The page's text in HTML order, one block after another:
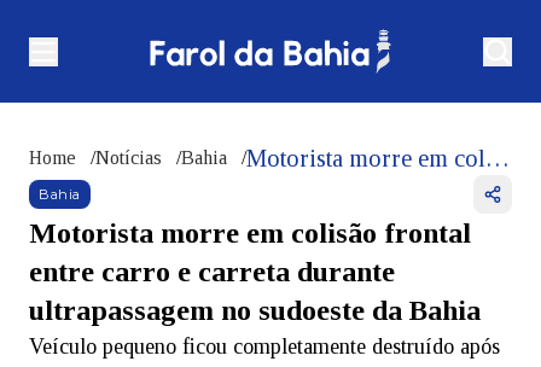
Home /Notícias /Bahia / Motorista morre em colisão frontal entre carro e carreta durante ultrapassagem no sudoeste da Bahia
Bahia
Motorista morre em colisão frontal
entre carro e carreta durante
ultrapassagem no sudoeste da Bahia
Veículo pequeno ficou completamente destruído após